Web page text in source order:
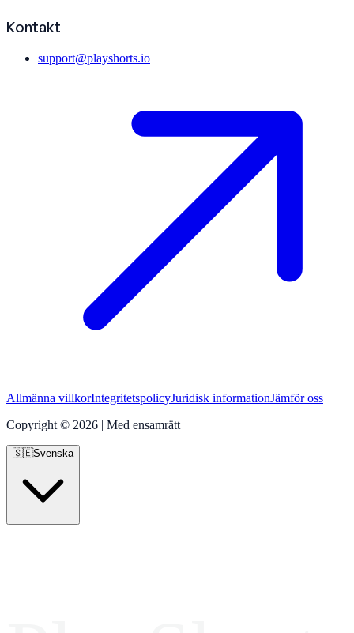
Kontakt
support@playshorts.io
Allmänna villkorIntegritetspolicyJuridisk informationJämför oss
Copyright © 2026 | Med ensamrätt
🇸🇪Svenska